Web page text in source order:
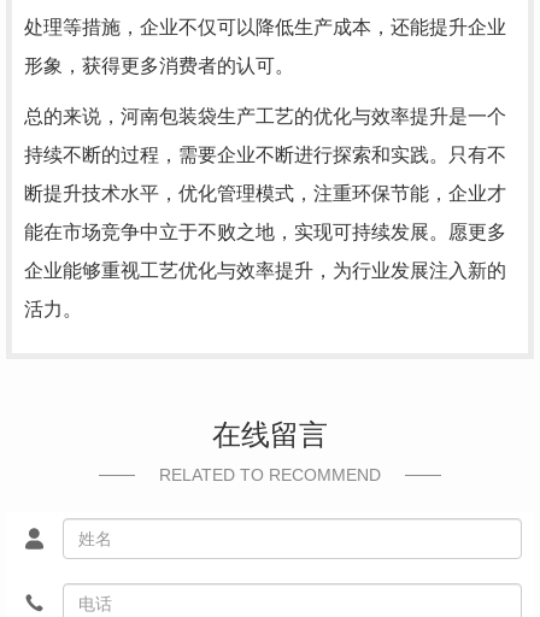
处理等措施，企业不仅可以降低生产成本，还能提升企业
形象，获得更多消费者的认可。
总的来说，河南包装袋生产工艺的优化与效率提升是一个
持续不断的过程，需要企业不断进行探索和实践。只有不
断提升技术水平，优化管理模式，注重环保节能，企业才
能在市场竞争中立于不败之地，实现可持续发展。愿更多
企业能够重视工艺优化与效率提升，为行业发展注入新的
活力。
在线留言
RELATED TO RECOMMEND